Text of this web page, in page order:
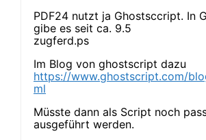
PDF24 nutzt ja Ghostsccript. In
gibe es seit ca. 9.5
zugferd.ps
Im Blog von ghostscript dazu
https://www.ghostscript.com/
ml
Müsste dann als Script noch
ausgeführt werden.